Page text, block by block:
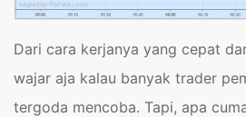
Dari cara kerjanya yang cepat
wajar aja kalau banyak trader
tergoda mencoba. Tapi, apa